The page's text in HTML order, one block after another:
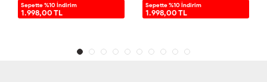
Sepette %10 İndirim
1.998,00 TL
Sepette %10 İndirim
1.998,00 TL